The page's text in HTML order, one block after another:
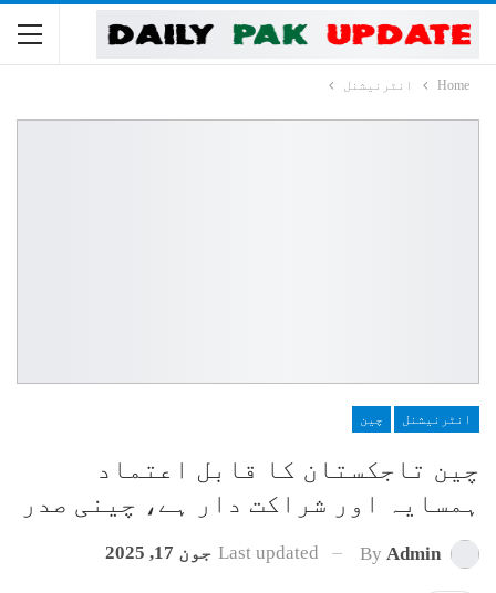
Home انٹرنیشنل
انٹرنیشنل چین
چین تاجکستان کا قابل اعتماد
ہمسایہ اور شراکت دار ہے، چینی صدر
By Admin
Last updated جون 17, 2025